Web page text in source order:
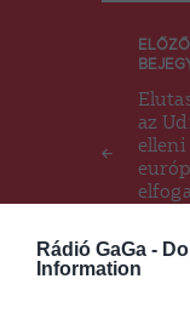
Rádió GaGa -
Information
ELŐZŐ
az
elleni
se